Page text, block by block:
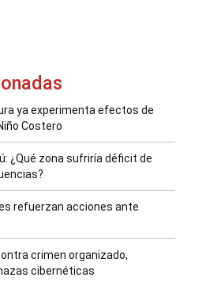
ya experimenta efectos de
Costero
¿Qué zona sufriría déficit de
refuerzan acciones ante
crimen organizado,
cibernéticas